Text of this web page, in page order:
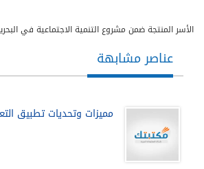
الأسر المنتجة ضمن مشروع التنمية الاجتماعية في
عناصر مشابهة
مميزات وتحديات تطبيق